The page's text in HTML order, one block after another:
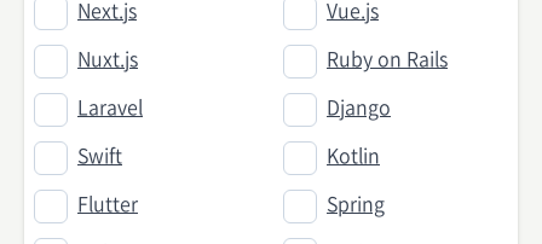
Next.js Vue.js
Nuxt.js Ruby on Rails
Laravel Django
Swift Kotlin
Flutter Spring